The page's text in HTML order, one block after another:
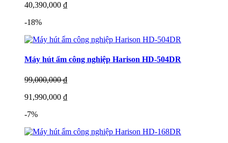
40,390,000 ₫
-18%
Máy hút ẩm công nghiệp Harison HD-504DR
99,000,000 ₫
91,990,000 ₫
-7%